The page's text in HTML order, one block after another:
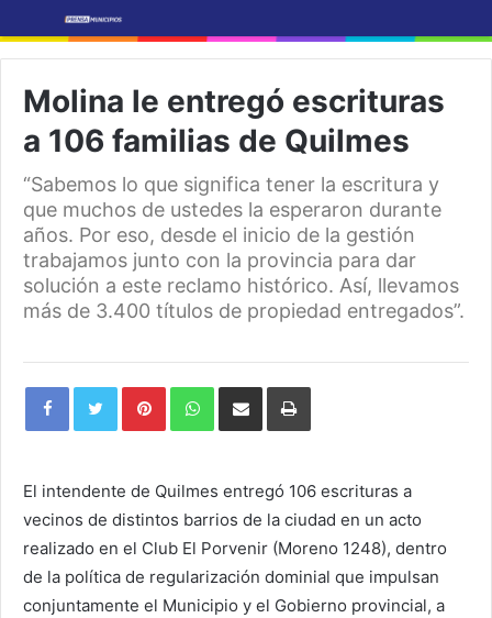
Molina le entregó escrituras
a 106 familias de Quilmes
“Sabemos lo que significa tener la escritura y
que muchos de ustedes la esperaron durante
años. Por eso, desde el inicio de la gestión
trabajamos junto con la provincia para dar
solución a este reclamo histórico. Así, llevamos
más de 3.400 títulos de propiedad entregados”.
PinterestWhatsAppShare
Email
Print
El intendente de Quilmes entregó 106 escrituras a
vecinos de distintos barrios de la ciudad en un acto
realizado en el Club El Porvenir (Moreno 1248), dentro
de la política de regularización dominial que impulsan
conjuntamente el Municipio y el Gobierno provincial, a